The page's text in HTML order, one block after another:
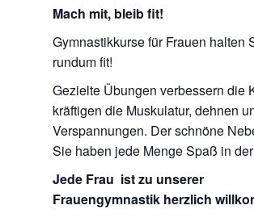
Mach mit, bleib fit!
Gymnastikkurse für Frauen halten
rundum fit!
Gezielte Übungen verbessern die
kräftigen die Muskulatur, dehnen
Verspannungen. Der schnöne
Sie haben jede Menge Spaß in
Jede Frau ist zu unserer
Frauengymnastik herzlich